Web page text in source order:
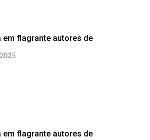
em flagrante autores de
em flagrante autores de